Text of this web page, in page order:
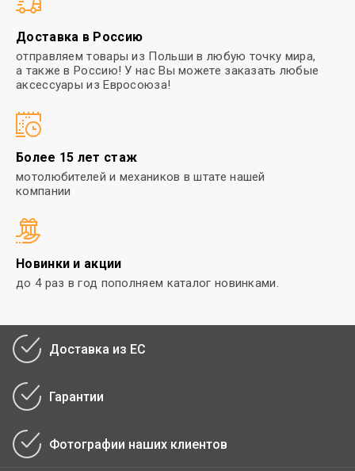
Доставка в Россию
отправляем товары из Польши в любую точку мира,
а также в Россию! У нас Вы можете заказать любые
аксессуары из Евросоюза!
Более 15 лет стаж
мотолюбителей и механиков в штате нашей
компании
Новинки и акции
до 4 раз в год пополняем каталог новинками.
Доставка из ЕС
Гарантии
Фотографии наших клиентов